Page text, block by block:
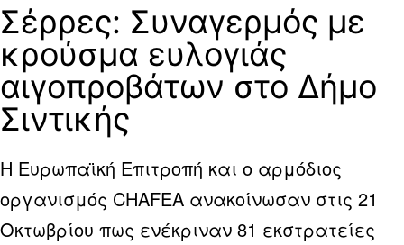
Σέρρες: Συναγερμός με
κρούσμα ευλογιάς
αιγοπροβάτων στο Δήμο
Σιντικής
Η Ευρωπαϊκή Επιτροπή και ο αρμόδιος
οργανισμός CHAFEA ανακοίνωσαν στις 21
Οκτωβρίου πως ενέκριναν 81 εκστρατείες